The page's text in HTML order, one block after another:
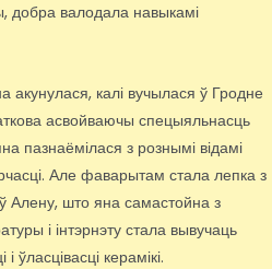
добра валодала навыкамі
акунулася, калі вучылася ў Гродне
асвойваючы спецыяльнасць
пазнаёмілася з рознымі відамі
Але фаварытам стала лепка з
Алену, што яна самастойна з
і інтэрнэту стала вывучаць
ўласцівасці керамікі.